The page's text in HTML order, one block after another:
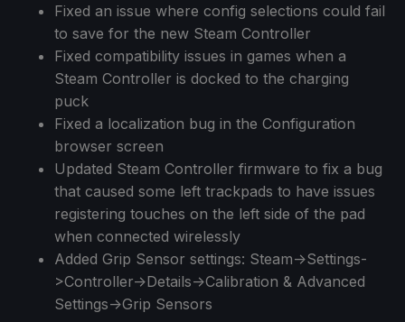
Fixed an issue where config selections could fail
to save for the new Steam Controller
Fixed compatibility issues in games when a
Steam Controller is docked to the charging
puck
Fixed a localization bug in the Configuration
browser screen
Updated Steam Controller firmware to fix a bug
that caused some left trackpads to have issues
registering touches on the left side of the pad
when connected wirelessly
Added Grip Sensor settings: Steam->Settings-
>Controller->Details->Calibration & Advanced
Settings->Grip Sensors